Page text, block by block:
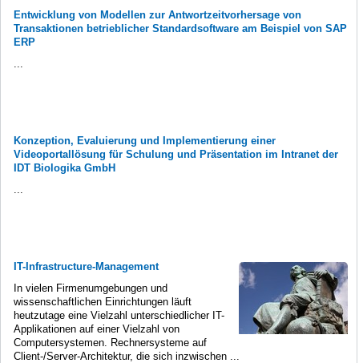
Entwicklung von Modellen zur Antwortzeitvorhersage von
Transaktionen betrieblicher Standardsoftware am Beispiel von SAP
ERP
Konzeption, Evaluierung und Implementierung einer
Videoportallösung für Schulung und Präsentation im Intranet der
IDT Biologika GmbH
IT-Infrastructure-Management
In vielen Firmenumgebungen und
wissenschaftlichen Einrichtungen läuft
heutzutage eine Vielzahl unterschiedlicher IT-
Applikationen auf einer Vielzahl von
Computersystemen. Rechnersysteme auf
Client-/Server-Architektur, die sich inzwischen ...